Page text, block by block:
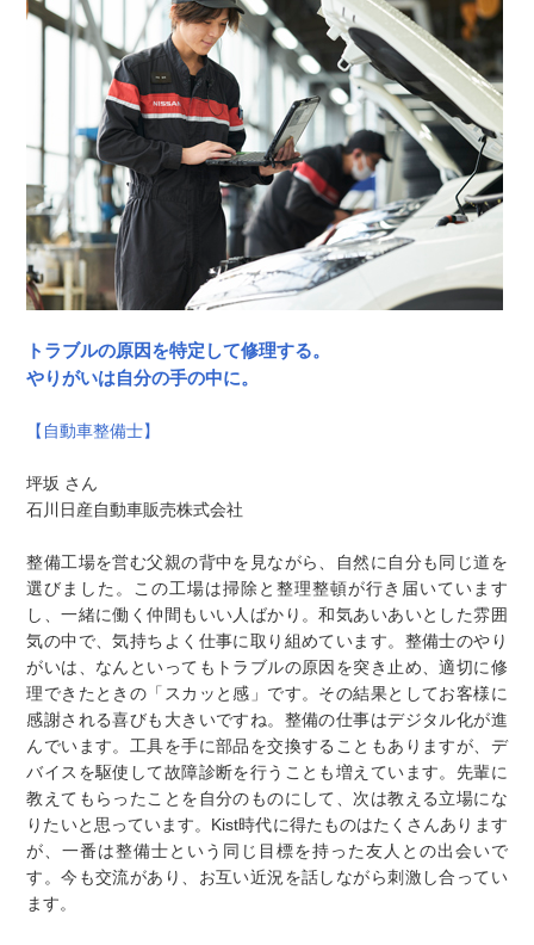
トラブルの原因を特定して修理する。
やりがいは自分の手の中に。
【自動車整備士】
坪坂 さん
石川日産自動車販売株式会社
整備工場を営む父親の背中を見ながら、自然に自分も同じ道を
選びました。この工場は掃除と整理整頓が行き届いています
し、一緒に働く仲間もいい人ばかり。和気あいあいとした雰囲
気の中で、気持ちよく仕事に取り組めています。整備士のやり
がいは、なんといってもトラブルの原因を突き止め、適切に修
理できたときの「スカッと感」です。その結果としてお客様に
感謝される喜びも大きいですね。整備の仕事はデジタル化が進
んでいます。工具を手に部品を交換することもありますが、デ
バイスを駆使して故障診断を行うことも増えています。先輩に
教えてもらったことを自分のものにして、次は教える立場にな
りたいと思っています。Kist時代に得たものはたくさんあります
が、一番は整備士という同じ目標を持った友人との出会いで
す。今も交流があり、お互い近況を話しながら刺激し合ってい
ます。